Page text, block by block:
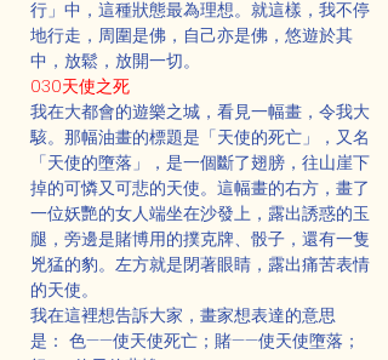
行」中，這種狀態最為理想。就這樣，我不停
地行走，周圍是佛，自己亦是佛，悠遊於其
中，放鬆，放開一切。
030天使之死
我在大都會的遊樂之城，看見一幅畫，令我大
駭。那幅油畫的標題是「天使的死亡」，又名
「天使的墮落」，是一個斷了翅膀，往山崖下
掉的可憐又可悲的天使。這幅畫的右方，畫了
一位妖艷的女人端坐在沙發上，露出誘惑的玉
腿，旁邊是賭博用的撲克牌、骰子，還有一隻
兇猛的豹。左方就是閉著眼睛，露出痛苦表情
的天使。
我在這裡想告訴大家，畫家想表達的意思
是： 色——使天使死亡；賭——使天使墮落；